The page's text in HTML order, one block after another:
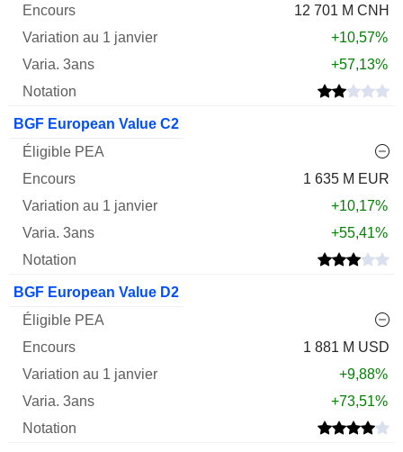
12 701 M CNH
+10,57%
+57,13%
BGF European Value C2
1 635 M EUR
+10,17%
+55,41%
BGF European Value D2
1 881 M USD
+9,88%
+73,51%